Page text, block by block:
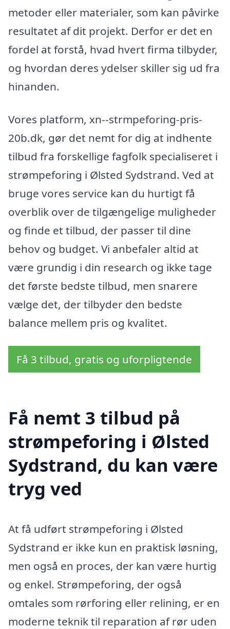
metoder eller materialer, som kan påvirke
resultatet af dit projekt. Derfor er det en
fordel at forstå, hvad hvert firma tilbyder,
og hvordan deres ydelser skiller sig ud fra
hinanden.
Vores platform, xn--strmpeforing-pris-
20b.dk, gør det nemt for dig at indhente
tilbud fra forskellige fagfolk specialiseret i
strømpeforing i Ølsted Sydstrand. Ved at
bruge vores service kan du hurtigt få
overblik over de tilgængelige muligheder
og finde et tilbud, der passer til dine
behov og budget. Vi anbefaler altid at
være grundig i din research og ikke tage
det første bedste tilbud, men snarere
vælge det, der tilbyder den bedste
balance mellem pris og kvalitet.
Få 3 tilbud, gratis og uforpligtende
Få nemt 3 tilbud på
strømpeforing i Ølsted
Sydstrand, du kan være
tryg ved
At få udført strømpeforing i Ølsted
Sydstrand er ikke kun en praktisk løsning,
men også en proces, der kan være hurtig
og enkel. Strømpeforing, der også
omtales som rørforing eller relining, er en
moderne teknik til reparation af rør uden